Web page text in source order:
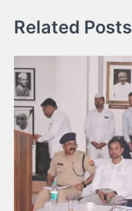
Related Posts